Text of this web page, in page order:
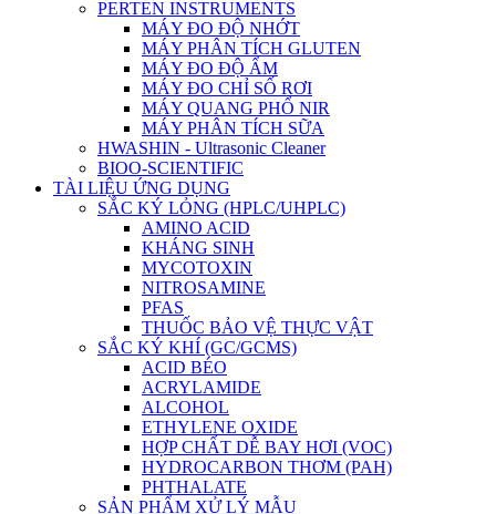
PERTEN INSTRUMENTS
MÁY ĐO ĐỘ NHỚT
MÁY PHÂN TÍCH GLUTEN
MÁY ĐO ĐỘ ẨM
MÁY ĐO CHỈ SỐ RƠI
MÁY QUANG PHỔ NIR
MÁY PHÂN TÍCH SỮA
HWASHIN - Ultrasonic Cleaner
BIOO-SCIENTIFIC
TÀI LIỆU ỨNG DỤNG
SẮC KÝ LỎNG (HPLC/UHPLC)
AMINO ACID
KHÁNG SINH
MYCOTOXIN
NITROSAMINE
PFAS
THUỐC BẢO VỆ THỰC VẬT
SẮC KÝ KHÍ (GC/GCMS)
ACID BÉO
ACRYLAMIDE
ALCOHOL
ETHYLENE OXIDE
HỢP CHẤT DỄ BAY HƠI (VOC)
HYDROCARBON THƠM (PAH)
PHTHALATE
SẢN PHẨM XỬ LÝ MẪU